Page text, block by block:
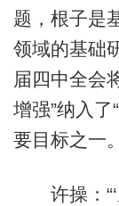
题，根子是
领域的基础
届四中全会
增强”纳入了
要目标之一。
许操：“‘